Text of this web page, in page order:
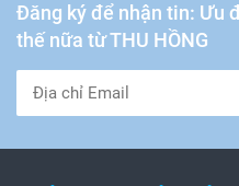
Đăng ký để nhận tin: Ưu
thế nữa từ THU HỒNG